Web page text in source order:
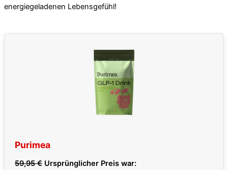
energiegeladenen Lebensgefühl!
Purimea
59,95€ Ursprünglicher Preis war: